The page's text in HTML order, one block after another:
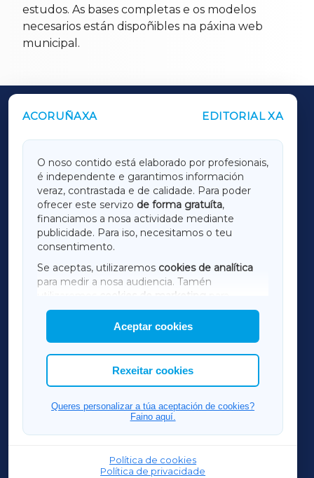
estudos. As bases completas e os modelos
necesarios están dispoñibles na páxina web
municipal.
ACORUÑAXA EDITORIAL XA
O noso contido está elaborado por profesionais,
é independente e garantimos información
veraz, contrastada e de calidade. Para poder
ofrecer este servizo de forma gratuíta,
financiamos a nosa actividade mediante
publicidade. Para iso, necesitamos o teu
consentimento.
Se aceptas, utilizaremos cookies de analítica
para medir a nosa audiencia. Tamén
utilizaremos
cookies de marketing
mostrar publicidade de terceiros.
Así mesmo, podes personalizar a elección das
cookies que desexas permitir.
Aceptar cookies
Rexeitar cookies
Queres personalizar a túa aceptación de cookies?
Faino aquí.
Política de cookies
Política de privacidade
OUTROS PERIÓDICOS
LUGOXA
TERRACHAXA
AMARIÑAXA
RIBEIRASACRAXA
ACORUÑAXA
FERROLXA
OURENSEXA